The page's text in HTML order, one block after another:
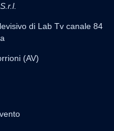
di Lab Tv canale 84
(AV)